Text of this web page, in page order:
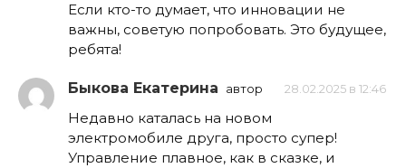
Если кто-то думает, что инновации не
важны, советую попробовать. Это будущее,
ребята!
Быкова Екатерина автор 28.02.2025 в 12:46
Недавно каталась на новом
электромобиле друга, просто супер!
Управление плавное, как в сказке, и